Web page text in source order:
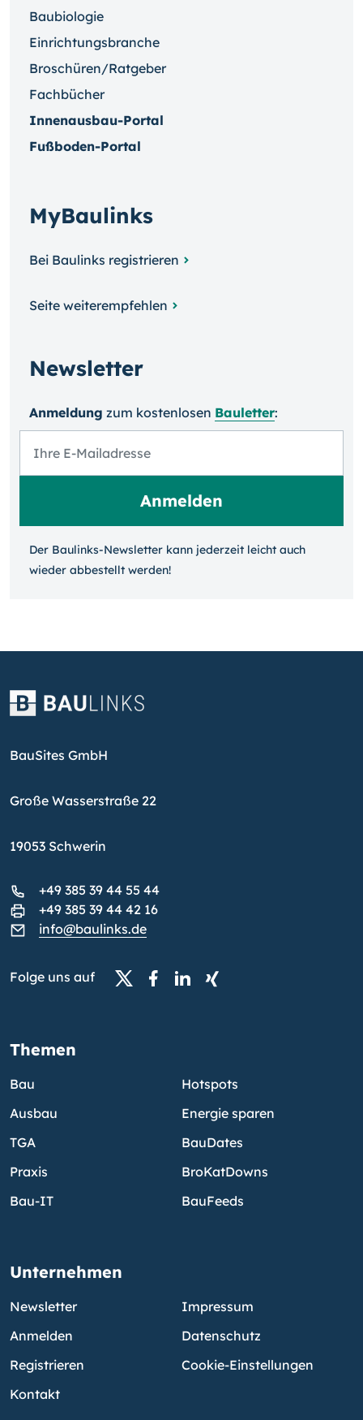
Baubiologie
Einrichtungsbranche
Broschüren/Ratgeber
Fachbücher
Innenausbau-Portal
Fußboden-Portal
MyBaulinks
Bei Baulinks registrieren
Seite weiterempfehlen
Newsletter
Anmeldung zum kosten­losen Bauletter:
Der Baulinks-Newsletter kann jeder­zeit leicht auch
wieder ab­bestellt werden!
BauSites GmbH
Große Wasserstraße 22
19053 Schwerin
+49 385 39 44 55 44
+49 385 39 44 42 16
info@baulinks.de
Folge uns auf
Themen
Bau
Ausbau
TGA
Praxis
Bau-IT
Hotspots
Energie sparen
BauDates
BroKatDowns
BauFeeds
Unternehmen
Newsletter
Anmelden
Registrieren
Kontakt
Impressum
Datenschutz
Cookie-Einstellungen